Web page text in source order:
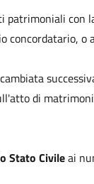
con
concordatario,
di
Stato Civileai